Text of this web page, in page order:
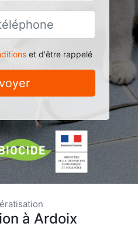
et d'être rappelé
à Ardoix